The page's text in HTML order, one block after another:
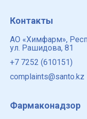
Контакты
АО «Химфарм»,
ул. Рашидова, 81
+7 7252 (610151)
complaints@santo.kz
Фармаконадзор